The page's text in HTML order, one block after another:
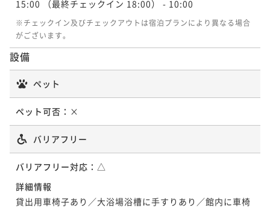
15:00 （最終チェックイン 18:00） - 10:00
※チェックイン及びチェックアウトは宿泊プランにより異なる場合
がございます。
設備
ペット
ペット可否： ×
バリアフリー
バリアフリー対応： △
詳細情報
貸出用車椅子あり／大浴場浴槽に手すりあり／館内に車椅